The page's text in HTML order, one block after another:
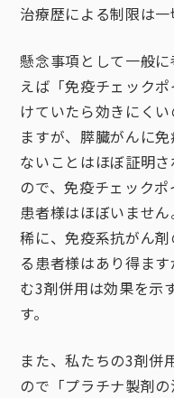
治療歴による制限は一
懸念事項として一般
えば「免疫チェック
けていたら効きにく
ますが、膵臓がんに
ないことはほぼ証明
ので、免疫チェック
患者様はほぼいません
稀に、免疫系抗がん
る患者様はあり得ま
む3剤併用は効果を示
す。
また、私たちの3剤併
ので「プラチナ製剤